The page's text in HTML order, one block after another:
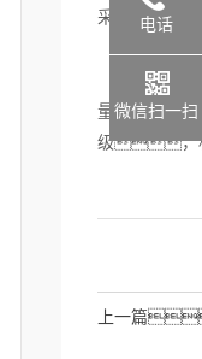
采集和处理
总之
量，为
级，相
上一篇
电话
微信扫一扫